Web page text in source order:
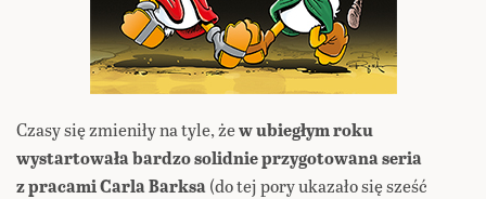
Czasy się zmieniły na tyle, żew ubiegłym roku
wystartowała bardzo solidnie przygotowana seria
z pracami Carla Barksa(do tej pory ukazało się sześć